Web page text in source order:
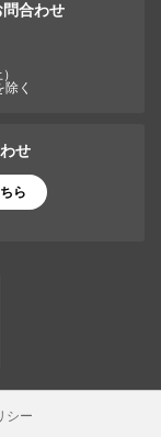
合わせ
く
せ
ら
シー